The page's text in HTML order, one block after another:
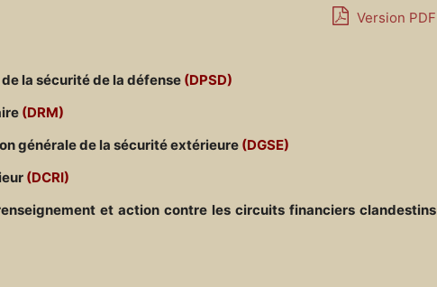
Version PDF
la sécurité de la défense (DPSD)
(DRM)
générale de la sécurité extérieure (DGSE)
(DCRI)
et action contre les circuits financiers clandestins